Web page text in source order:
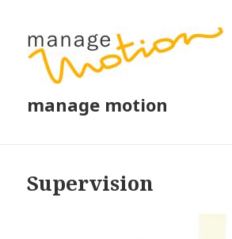
manage motion
Supervision